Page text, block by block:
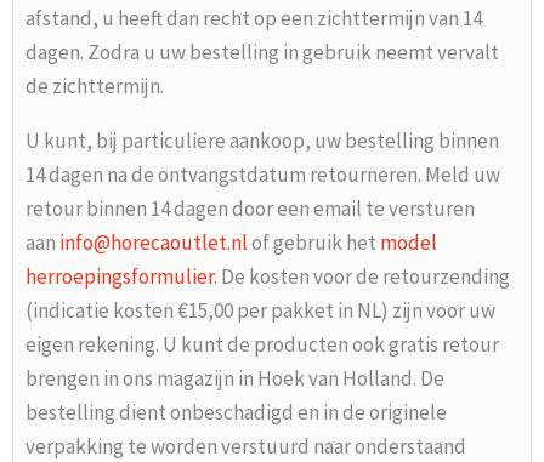
afstand, u heeft dan recht op een zichttermijn van 14
dagen. Zodra u uw bestelling in gebruik neemt vervalt
de zichttermijn.
U kunt, bij particuliere aankoop, uw bestelling binnen
14 dagen na de ontvangstdatum retourneren. Meld uw
retour binnen 14 dagen door een email te versturen
aan info@horecaoutlet.nlof gebruik het model
herroepingsformulier. De kosten voor de retourzending
(indicatie kosten €15,00 per pakket in NL) zijn voor uw
eigen rekening. U kunt de producten ook gratis retour
brengen in ons magazijn in Hoek van Holland. De
bestelling dient onbeschadigd en in de originele
verpakking te worden verstuurd naar onderstaand